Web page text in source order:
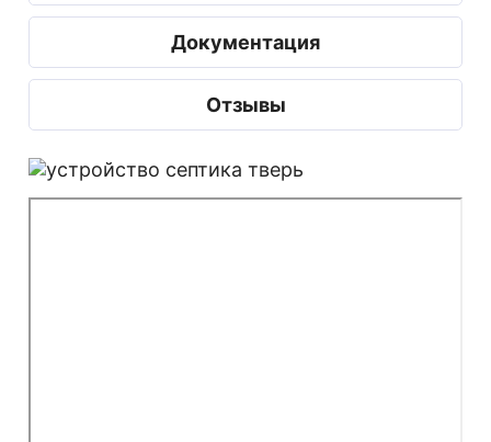
Документация
Отзывы